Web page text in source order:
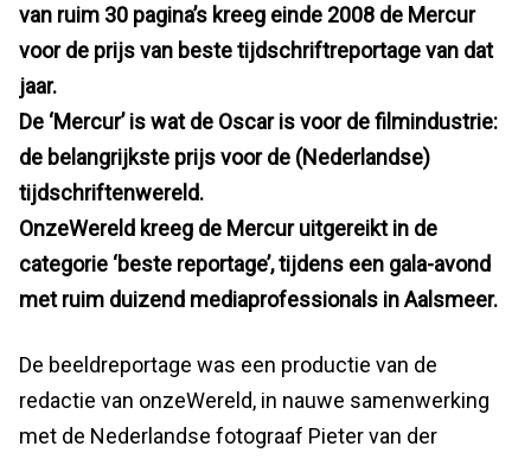
van ruim 30 pagina’s kreeg einde 2008 de Mercur
voor de prijs van beste tijdschriftreportage van dat
jaar.
De ‘Mercur’ is wat de Oscar is voor de filmindustrie:
de belangrijkste prijs voor de (Nederlandse)
tijdschriftenwereld.
OnzeWereld kreeg de Mercur uitgereikt in de
categorie ‘beste reportage’, tijdens een gala-avond
met ruim duizend mediaprofessionals in Aalsmeer.
De beeldreportage was een productie van de
redactie van onzeWereld, in nauwe samenwerking
met de Nederlandse fotograaf Pieter van der